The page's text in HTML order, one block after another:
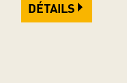
DÉTAILS